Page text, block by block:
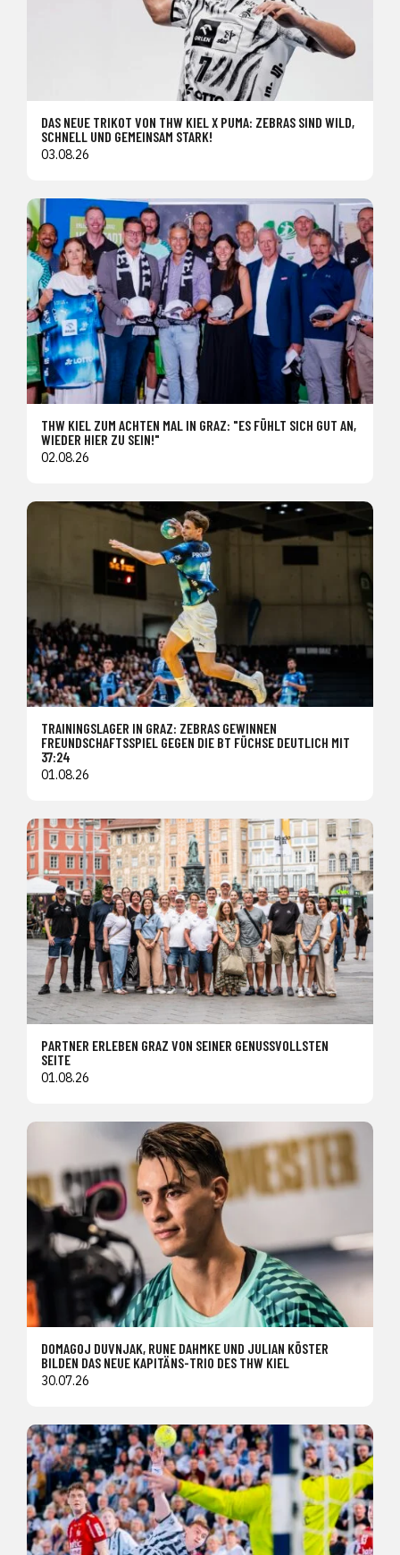
DAS NEUE TRIKOT VON THW KIEL X PUMA: ZEBRAS SIND WILD,
SCHNELL UND GEMEINSAM STARK!
03.08.26
THW KIEL ZUM ACHTEN MAL IN GRAZ: "ES FÜHLT SICH GUT AN,
WIEDER HIER ZU SEIN!"
02.08.26
TRAININGSLAGER IN GRAZ: ZEBRAS GEWINNEN
FREUNDSCHAFTSSPIEL GEGEN DIE BT FÜCHSE DEUTLICH MIT
37:24
01.08.26
PARTNER ERLEBEN GRAZ VON SEINER GENUSSVOLLSTEN
SEITE
01.08.26
DOMAGOJ DUVNJAK, RUNE DAHMKE UND JULIAN KÖSTER
BILDEN DAS NEUE KAPITÄNS-TRIO DES THW KIEL
30.07.26